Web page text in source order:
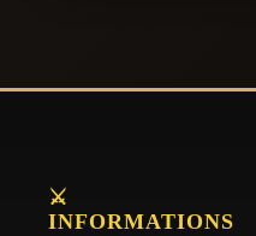
⚔️
INFORMATIONS